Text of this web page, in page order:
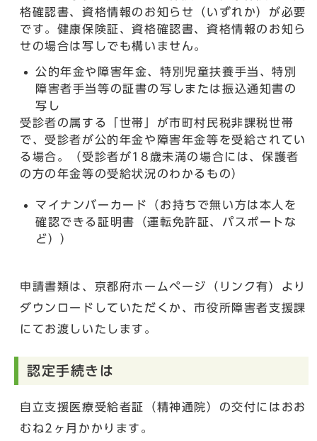
格確認書、資格情報のお知らせ（いずれか）が必要
です。健康保険証、資格確認書、資格情報のお知ら
せの場合は写しでも構いません。
公的年金や障害年金、特別児童扶養手当、特別
障害者手当等の証書の写しまたは振込通知書の
写し
受診者の属する「世帯」が市町村民税非課税世帯
で、受診者が公的年金や障害年金等を受給されてい
る場合。（受診者が18歳未満の場合には、保護者
の方の年金等の受給状況のわかるもの）
マイナンバーカード（お持ちで無い方は本人を
確認できる証明書（運転免許証、パスポートな
ど））
申請書類は、京都府ホームページ（リンク有）より
ダウンロードしていただくか、市役所障害者支援課
にてお渡しいたします。
認定手続きは
自立支援医療受給者証（精神通院）の交付にはおお
むね2ヶ月かかります。